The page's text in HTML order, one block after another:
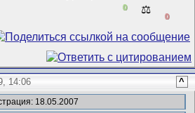
0 ⚖️
0
14:06 ^
18.05.2007